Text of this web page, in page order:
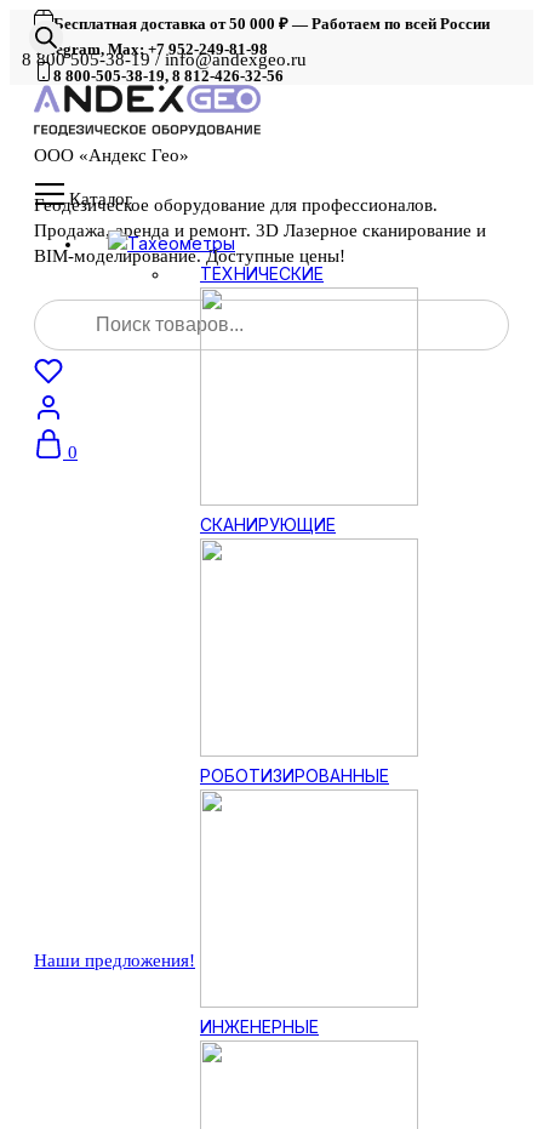
Бесплатная доставка от 50 000 ₽ — Работаем по всей России
Telegram, Max: +7 952-249-81-98
8 800-505-38-19, 8 812-426-32-56
8 800 505-38-19 / info@andexgeo.ru
ООО «Андекс Гео»
Геодезическое оборудование для профессионалов.
Продажа, аренда и ремонт. 3D Лазерное сканирование и
BIM-моделирование. Доступные цены!
Поиск
товаров
0
Наши предложения!
Каталог
Тахеометры
ТЕХНИЧЕСКИЕ
СКАНИРУЮЩИЕ
РОБОТИЗИРОВАННЫЕ
ИНЖЕНЕРНЫЕ